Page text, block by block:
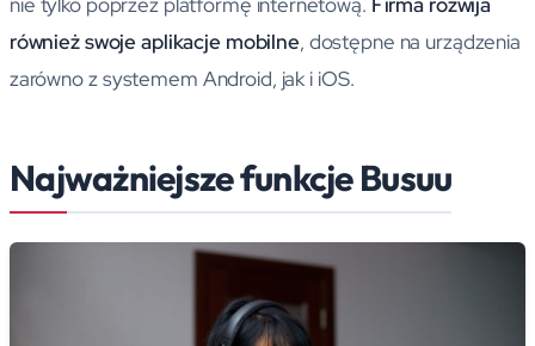
nie tylko poprzez platformę internetową. Firma rozwija
również swoje aplikacje mobilne, dostępne na urządzenia
zarówno z systemem Android, jak i iOS.
Najważniejsze funkcje Busuu